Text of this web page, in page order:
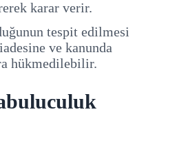
karar verir.
tespit edilmesi
ve kanunda
hükmedilebilir.